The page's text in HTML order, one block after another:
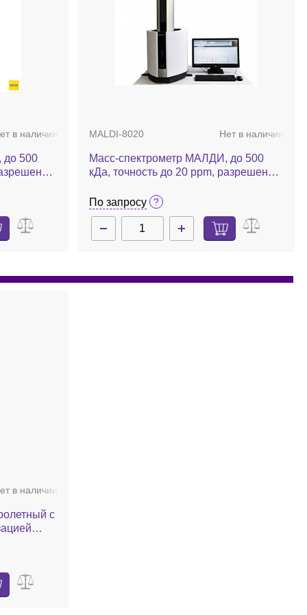
в наличии
до 500
MALDI-8020 Нет в наличии
Масс-спектрометр МАЛДИ, до 500
кДа, точность до 20 ppm, разрешение
высокопроизводительный,
компактный, MALDI-8020
По запросу
в наличии
с